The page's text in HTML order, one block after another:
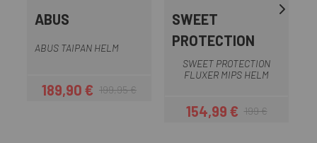
ABUS
ABUS TAIPAN HELM
Preis
189,90 €Regulärer Preis
199,95 €
SWEET
PROTECTION
SWEET PROTECTION
FLUXER MIPS HELM
Preis
154,99 €Regulärer Preis
199 €